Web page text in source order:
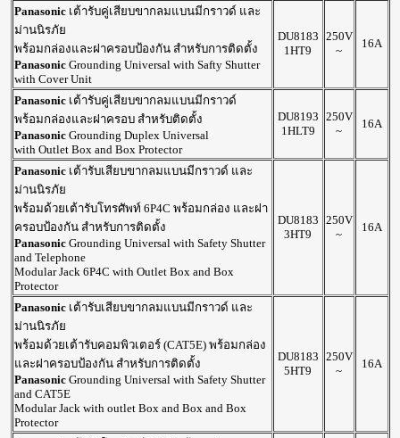
Panasonicเต้ารับคู่เสียบขากลมแบนมีกราวด์ และ
ม่านนิรภัย
พร้อมกล่องและฝาครอบป้องกัน สำหรับการติดตั้ง
PanasonicGrounding Universal with Safty Shutter
with Cover Unit
DU8183
1HT9
250V
~
16A
Panasonicเต้ารับคู่เสียบขากลมแบนมีกราวด์
พร้อมกล่องและฝาครอบ สำหรับติดตั้ง
PanasonicGrounding Duplex Universal
with Outlet Box and Box Protector
DU8193
1HLT9
250V
~
16A
Panasonicเต้ารับเสียบขากลมแบนมีกราวด์ และ
ม่านนิรภัย
พร้อมด้วยเต้ารับโทรศัพท์ 6P4C พร้อมกล่อง และฝา
ครอบป้องกัน สำหรับการติดตั้ง
PanasonicGrounding Universal with Safety Shutter
and Telephone
Modular Jack 6P4C with Outlet Box and Box
Protector
DU8183
3HT9
250V
~
16A
Panasonicเต้ารับเสียบขากลมแบนมีกราวด์ และ
ม่านนิรภัย
พร้อมด้วยเต้ารับคอมพิวเตอร์ (CAT5E) พร้อมกล่อง
และฝาครอบป้องกัน สำหรับการติดตั้ง
PanasonicGrounding Universal with Safety Shutter
and CAT5E
Modular Jack with outlet Box and Box and Box
Protector
DU8183
5HT9
250V
~
16A